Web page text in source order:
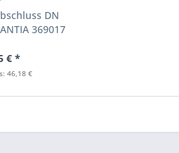
DN
369017
€ *
46,18 €